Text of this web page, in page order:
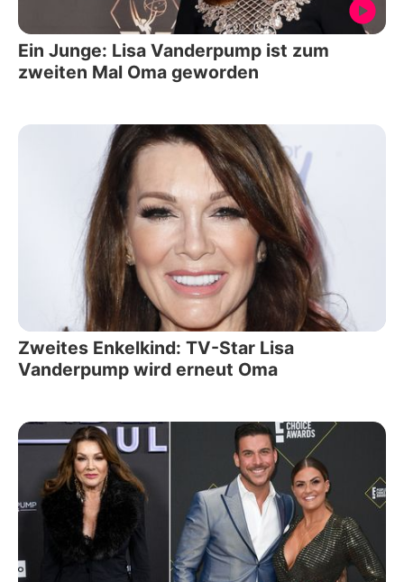
Ein Junge: Lisa Vanderpump ist zum
zweiten Mal Oma geworden
Zweites Enkelkind: TV-Star Lisa
Vanderpump wird erneut Oma